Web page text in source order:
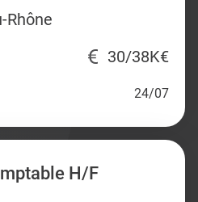
Rhône
30/38K€
24/07
H/F